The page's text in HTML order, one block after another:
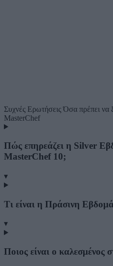
Συχνές ΕρωτήσειςΌσα πρέπει να
MasterChef
Πώς επηρεάζει η Silver
MasterChef 10;
▾
Τι είναι η Πράσινη
▾
Ποιος είναι ο